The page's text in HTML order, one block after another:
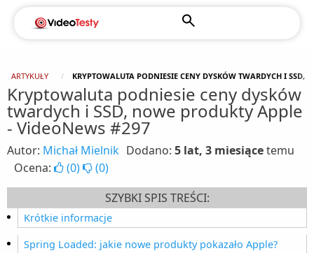
ARTYKUŁY KRYPTOWALUTA PODNIESIE CENY DYSKÓW TWARDYCH I SSD,
Kryptowaluta podniesie ceny dysków
twardych i SSD, nowe produkty Apple
- VideoNews #297
Autor: Michał Mielnik Dodano: 5 lat, 3 miesiącetemu
Ocena:
(0) (0)
SZYBKI SPIS TREŚCI:
Krótkie informacje
Spring Loaded: jakie nowe produkty pokazało Apple?